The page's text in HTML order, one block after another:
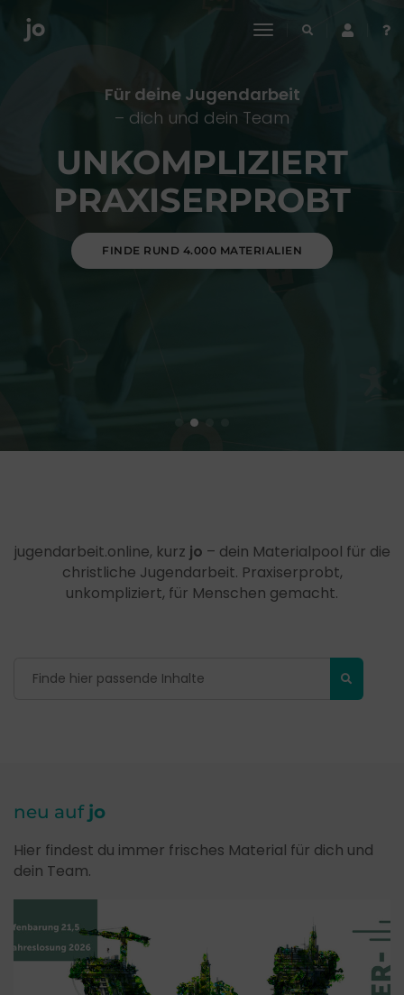
toggle
Für deine Jugendarbeit
– dich und dein Team
UNKOMPLIZIERT
PRAXISERPROBT
FINDE RUND 4.000 MATERIALIEN
jugendarbeit.online, kurz jo – dein Materialpool für die
christliche Jugendarbeit. Praxiserprobt,
unkompliziert, für Menschen gemacht.
neu auf jo
Hier findest du immer frisches Material für dich und
dein Team.